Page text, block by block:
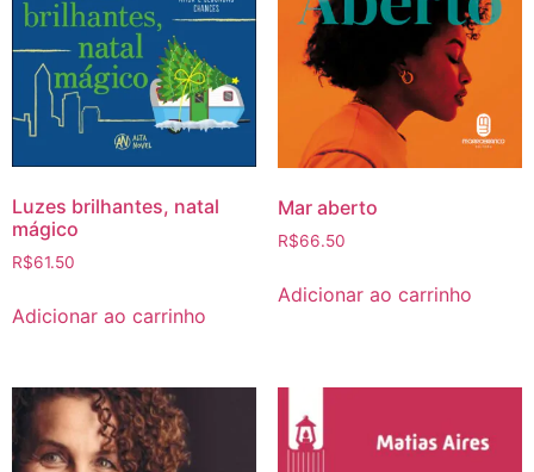
Luzes brilhantes, natal
mágico
R$61.50
Adicionar ao carrinho
Mar aberto
R$66.50
Adicionar ao carrinho